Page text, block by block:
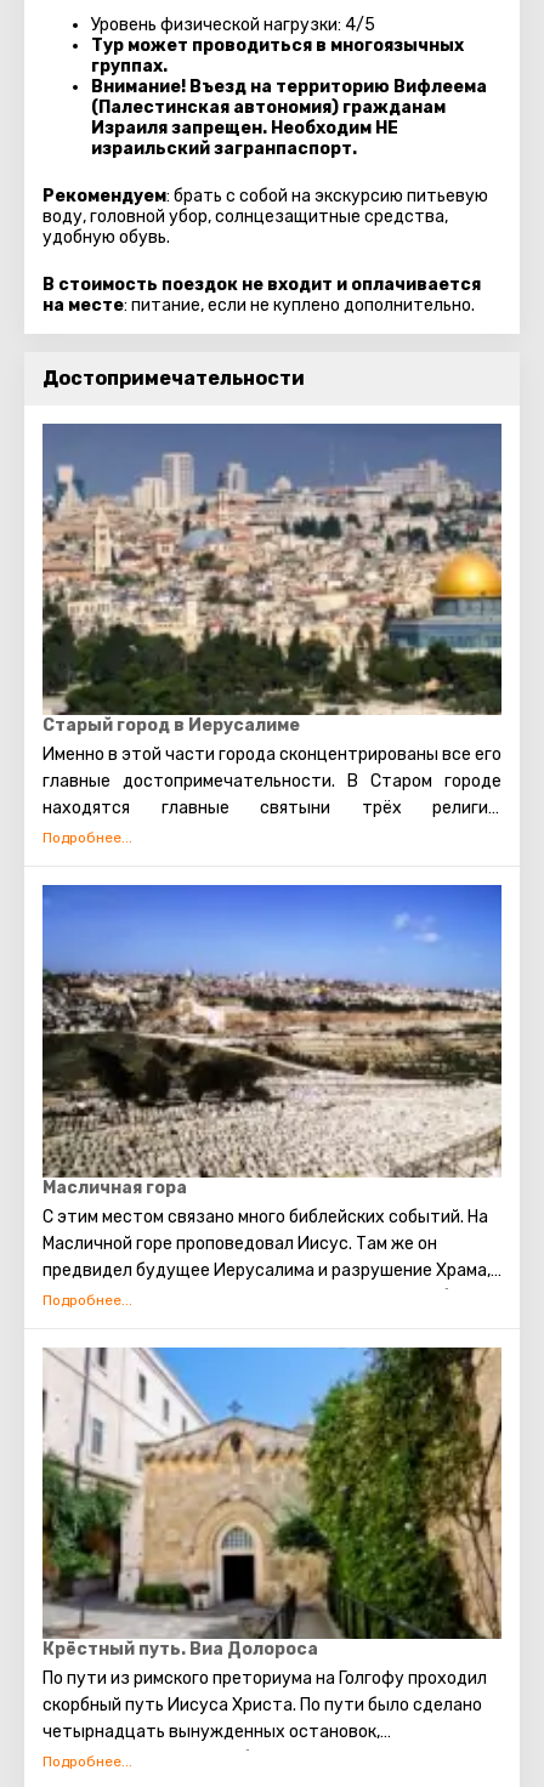
Уровень физической нагрузки: 4/5
Тур может проводиться в многоязычных
группах.
Внимание! Въезд на территорию Вифлеема
(Палестинская автономия) гражданам
Израиля запрещен. Необходим НЕ
израильский загранпаспорт.
Рекомендуем: брать с собой на экскурсию питьевую
воду, головной убор, солнцезащитные средства,
удобную обувь.
В стоимость поездок не входит и оплачивается
на месте: питание, если не куплено дополнительно.
Достопримечательности
Старый город в Иерусалиме
Именно в этой части города сконцентрированы все его
главные достопримечательности. В Старом городе
находятся главные святыни трёх религий:
мусульманской, иудейской и христианской. Также есть
арабы, христиане и армяне. Несмотря на то, что армяне
также исповедуют христианство, для них проводятся
отдельные службы в храмах, и живут они обособленно.
В армянском квартале практически не бывает
туристических экскурсий. Каждый может увидеть
потрясающие памятники старинной архитектуры,
просто прогулявшись по Старому городу. Башня
Давида, Храм Гроба Господня, сохранившаяся римская
торговая улица, Стена Плача и многие другие
достопримечательности Иерусалима открыты для
посещения туристами.
Масличная гора
С этим местом связано много библейских событий. На
Масличной горе проповедовал Иисус. Там же он
предвидел будущее Иерусалима и разрушение Храма,
молился в оливковой роще Гефсиманского сада, был
апостолов – Иуды. Также, пророком Захарией в
древности было сделано предсказание о конце света.
По нему Масличная гора расколется на две части, и
тогда начнётся воскрешение мёртвых. На западном
склоне горы находится иудейское кладбище, где
когда-то был похоронен сын царя Давида- Авессалом,
а сейчас там хоронят видных государственных
деятелей Израиля.
Крёстный путь. Виа Долороса
По пути из римского преториума на Голгофу проходил
скорбный путь Иисуса Христа. По пути было сделано
четырнадцать вынужденных остановок,
происходивших ввиду обстоятельств,